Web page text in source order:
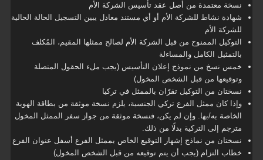
نسخة معتمدة من أصل عقد تأسيس الشركة الأم
شهادة نشاط للشركة الأم أو أي مستند معادل يبين التسجيل الحالة الحالية
للشركة الأم
التوكيل الممنوح من قبل الشركة الأم لصالح ممثلها المقيم، المُكلف
بالتمثيل الكامل والمساءلة
خمس نسخ من نموذج إعلان التأسيس (يجب ملء الحقول المتصلة
وتوقيعها من قبل الشخص المخول)
نسختان من التوكيل تقرّان بالممثل في تركيا
وإذا كان ممثل الفرع تركي الجنسية، يلزم نسخة موثقة من بطاقة الهوية
الخاصة به/بها. وإن لم يكن، فنسخة موثقة من جواز سفر الممثل المخول
مترجم إلى التركية بدلًا من ذلك.
نسختان من نماذج إشهار التوقيع الخاص بممثل الفرع أسفل عنوان الفرع
خطاب التزام (يجب أن يتم توقيعه من قبل الشخص المخول)